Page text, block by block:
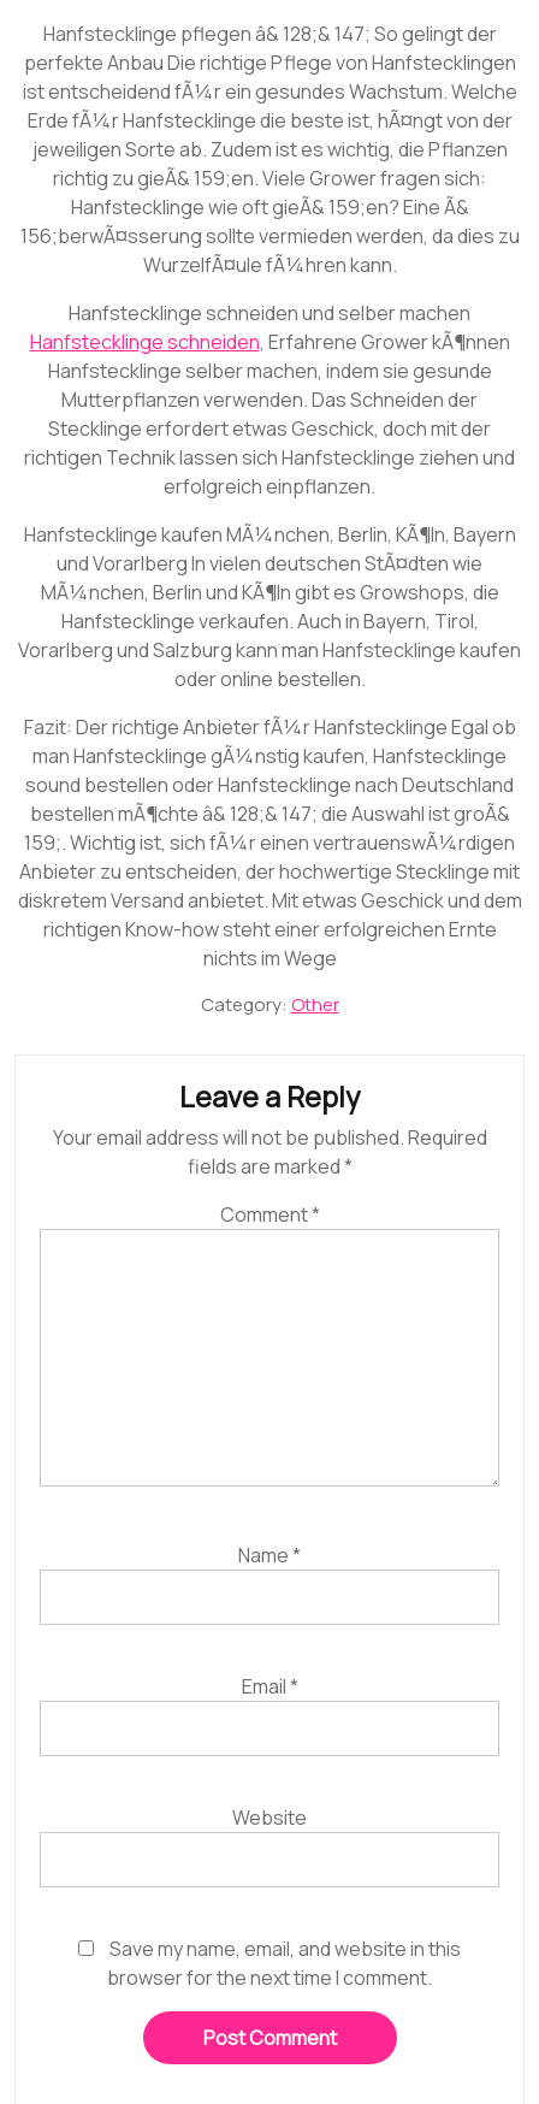
Hanfstecklinge pflegen â& 128;& 147; So gelingt der
perfekte Anbau Die richtige Pflege von Hanfstecklingen
ist entscheidend fÃ¼r ein gesundes Wachstum. Welche
Erde fÃ¼r Hanfstecklinge die beste ist, hÃ¤ngt von der
jeweiligen Sorte ab. Zudem ist es wichtig, die Pflanzen
richtig zu gieÃ& 159;en. Viele Grower fragen sich:
Hanfstecklinge wie oft gieÃ& 159;en? Eine Ã&
156;berwÃ¤sserung sollte vermieden werden, da dies zu
WurzelfÃ¤ule fÃ¼hren kann.
Hanfstecklinge schneiden und selber machen
Hanfstecklinge schneiden, Erfahrene Grower kÃ¶nnen
Hanfstecklinge selber machen, indem sie gesunde
Mutterpflanzen verwenden. Das Schneiden der
Stecklinge erfordert etwas Geschick, doch mit der
richtigen Technik lassen sich Hanfstecklinge ziehen und
erfolgreich einpflanzen.
Hanfstecklinge kaufen MÃ¼nchen, Berlin, KÃ¶ln, Bayern
und Vorarlberg In vielen deutschen StÃ¤dten wie
MÃ¼nchen, Berlin und KÃ¶ln gibt es Growshops, die
Hanfstecklinge verkaufen. Auch in Bayern, Tirol,
Vorarlberg und Salzburg kann man Hanfstecklinge kaufen
oder online bestellen.
Fazit: Der richtige Anbieter fÃ¼r Hanfstecklinge Egal ob
man Hanfstecklinge gÃ¼nstig kaufen, Hanfstecklinge
sound bestellen oder Hanfstecklinge nach Deutschland
bestellen mÃ¶chte â& 128;& 147; die Auswahl ist groÃ&
159;. Wichtig ist, sich fÃ¼r einen vertrauenswÃ¼rdigen
Anbieter zu entscheiden, der hochwertige Stecklinge mit
diskretem Versand anbietet. Mit etwas Geschick und dem
richtigen Know-how steht einer erfolgreichen Ernte
nichts im Wege
Category: Other
Leave a Reply
Your email address will not be published.Required
fields are marked*
Comment*
Name*
Email*
Website
Save my name, email, and website in this
browser for the next time I comment.